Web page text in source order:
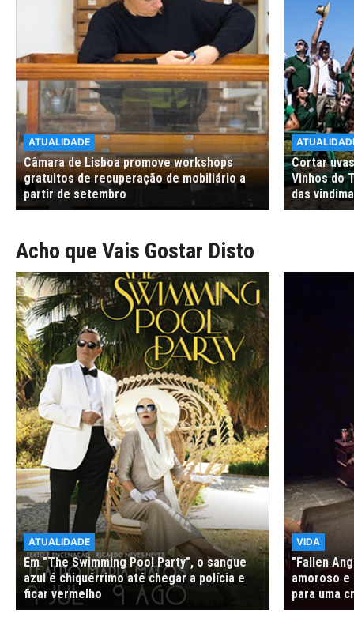
ATUALIDADE
Câmara de Lisboa promove workshops
gratuitos de recuperação de mobiliário a
partir de setembro
Cortar
Vinhos do
das
Acho que Vais Gostar Disto
ATUALIDADE
Em "The Swimming Pool Party", o sangue
azul é chiquérrimo até chegar a polícia e
ficar vermelho
VIDA
"Fallen
amoroso
para uma